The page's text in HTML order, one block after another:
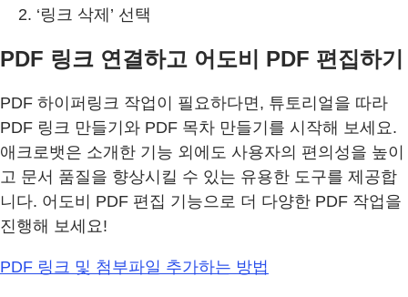
‘링크 삭제’ 선택
PDF 링크 연결하고 어도비 PDF 편집하기
PDF 하이퍼링크 작업이 필요하다면, 튜토리얼을 따라
PDF 링크 만들기와 PDF 목차 만들기를 시작해 보세요.
애크로뱃은 소개한 기능 외에도 사용자의 편의성을 높이
고 문서 품질을 향상시킬 수 있는 유용한 도구를 제공합
니다. 어도비 PDF 편집 기능으로 더 다양한 PDF 작업을
진행해 보세요!
PDF 링크 및 첨부파일 추가하는 방법